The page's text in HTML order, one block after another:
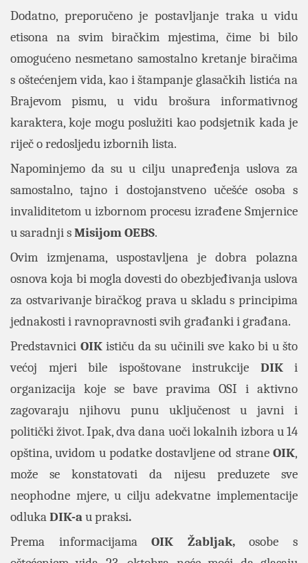
Dodatno, preporučeno je postavljanje traka u vidu
etisona na svim biračkim mjestima, čime bi bilo
omogućeno nesmetano samostalno kretanje biračima
s oštećenjem vida, kao i štampanje glasačkih listića na
Brajevom pismu, u vidu brošura informativnog
karaktera, koje mogu poslužiti kao podsjetnik kada je
riječ o redosljedu izbornih lista.
Napominjemo da su u cilju unapređenja uslova za
samostalno, tajno i dostojanstveno učešće osoba s
invaliditetom u izbornom procesu izrađene Smjernice
u saradnji sMisijom OEBS.
Ovim izmjenama, uspostavljena je dobra polazna
osnova koja bi mogla dovesti do obezbjeđivanja uslova
za ostvarivanje biračkog prava u skladu s principima
jednakosti i ravnopravnosti svih građanki i građana.
Predstavnici OIKističu da su učinili sve kako bi u što
većoj mjeri bile ispoštovane instrukcije DIKi
organizacija koje se bave pravima OSI i aktivno
zagovaraju njihovu punu uključenost u javni i
politički život. Ipak, dva dana uoči lokalnih izbora u 14
opština, uvidom u podatke dostavljene od strane OIK,
može se konstatovati da nijesu preduzete sve
neophodne mjere, u cilju adekvatne implementacije
odlukaDIK-au praksi.
Prema informacijamaOIK Žabljak,osobe s